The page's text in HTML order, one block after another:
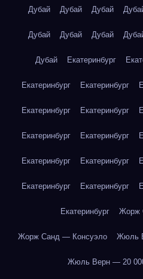
Дубай Дубай Дубай
Дубай Дубай Дубай
Дубай Екатеринбург
Екатеринбург Екатеринбург
Екатеринбург Екатеринбург
Екатеринбург Екатеринбург
Екатеринбург Екатеринбург
Екатеринбург Екатеринбург
Екатеринбург Жорж
Жорж Санд — Консуэло Жюль
Жюль Верн — 20